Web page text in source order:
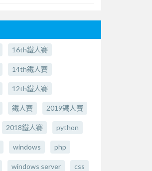
16th鐵人賽
14th鐵人賽
12th鐵人賽
鐵人賽 2019鐵人賽
2018鐵人賽 python
windows php
windows server css